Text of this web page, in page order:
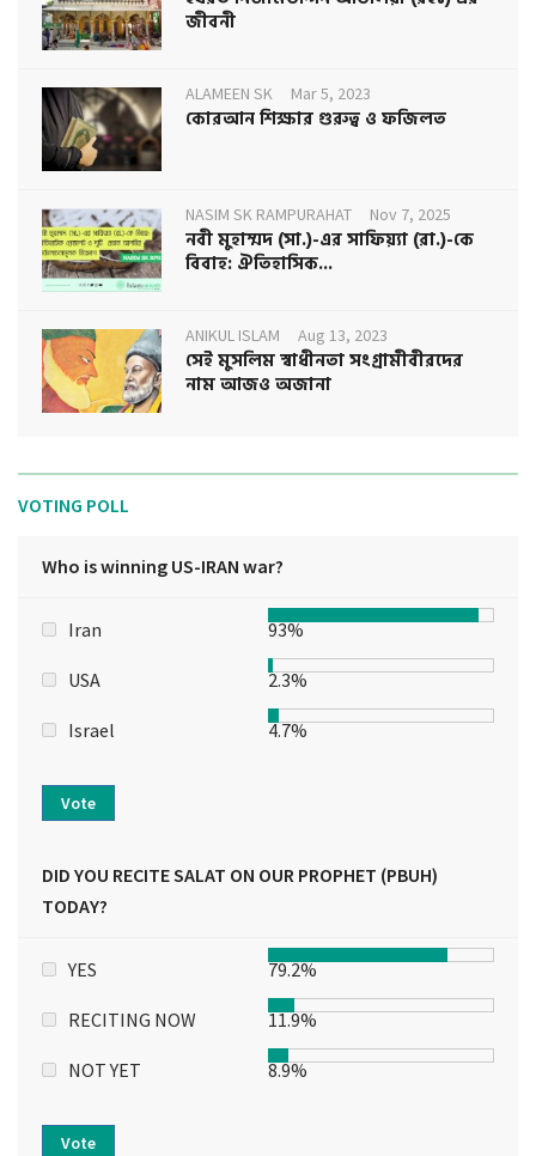
জীবনী
ALAMEEN SK Mar 5, 2023
কোরআন শিক্ষার গুরুত্ব ও ফজিলত
NASIM SK RAMPURAHAT Nov 7, 2025
নবী মুহাম্মদ (সা.)-এর সাফিয়্যা (রা.)-কে
বিবাহ: ঐতিহাসিক...
ANIKUL ISLAM Aug 13, 2023
সেই মুসলিম স্বাধীনতা সংগ্রামীবীরদের
নাম আজও অজানা
VOTING POLL
Who is winning US-IRAN war?
Iran 93%
USA 2.3%
Israel 4.7%
Vote
DID YOU RECITE SALAT ON OUR PROPHET (PBUH)
TODAY?
YES 79.2%
RECITING NOW 11.9%
NOT YET 8.9%
Vote